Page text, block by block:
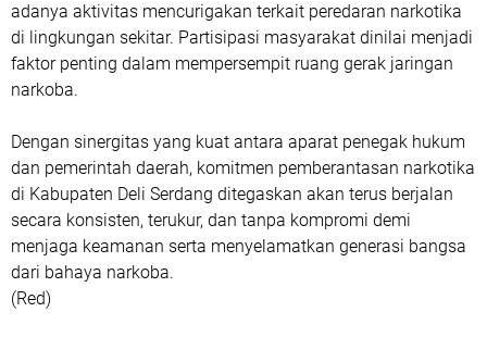
adanya aktivitas mencurigakan terkait peredaran narkotika
di lingkungan sekitar. Partisipasi masyarakat dinilai menjadi
faktor penting dalam mempersempit ruang gerak jaringan
narkoba.
Dengan sinergitas yang kuat antara aparat penegak hukum
dan pemerintah daerah, komitmen pemberantasan narkotika
di Kabupaten Deli Serdang ditegaskan akan terus berjalan
secara konsisten, terukur, dan tanpa kompromi demi
menjaga keamanan serta menyelamatkan generasi bangsa
dari bahaya narkoba.
(Red)